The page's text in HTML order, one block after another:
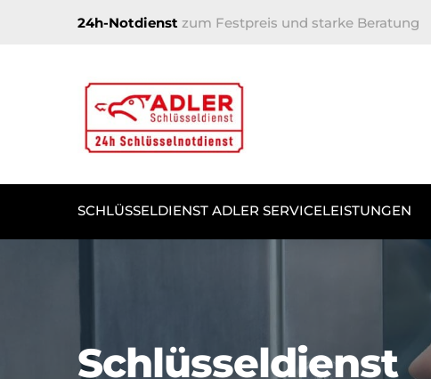
24h-Notdienst zum Festpreis und starke Beratung
SCHLÜSSELDIENST ADLER SERVICELEISTUNGEN
Schlüsseldienst